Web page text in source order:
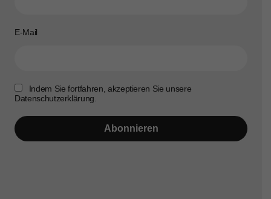
E-Mail
Indem Sie fortfahren, akzeptieren Sie unsere
Datenschutzerklärung.